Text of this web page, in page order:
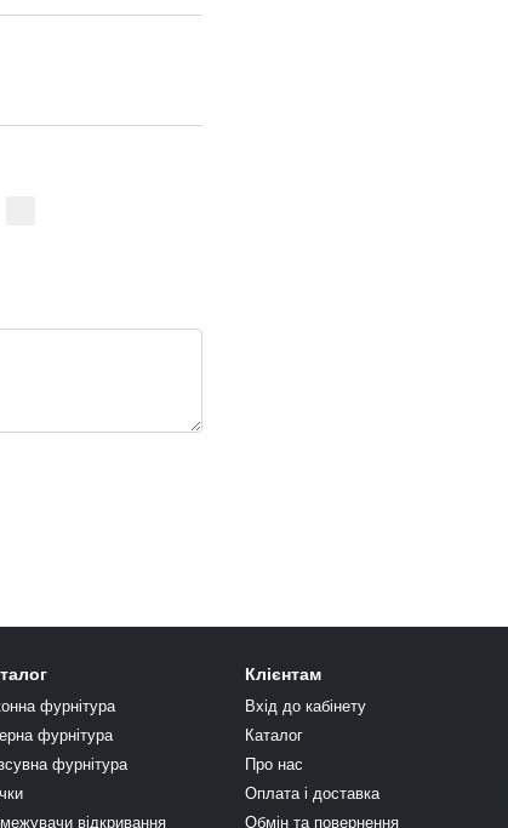
фурнітура
фурнітура
фурнітура
відкривання
Клієнтам
Вхід до кабінету
Каталог
Про нас
Оплата і доставка
Обмін та повернення